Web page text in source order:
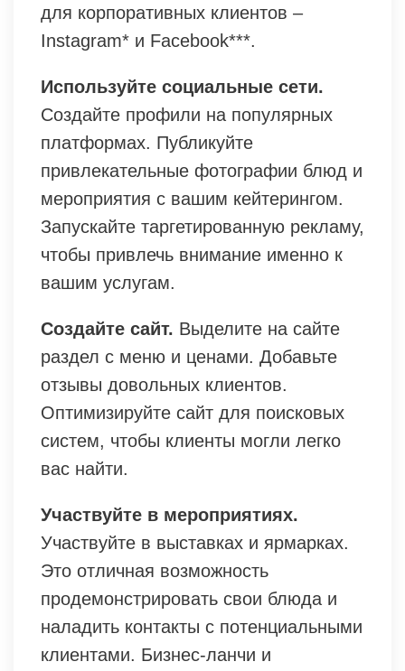
для корпоративных клиентов –
Instagram* и Facebook***.
Используйте социальные сети.
Создайте профили на популярных
платформах. Публикуйте
привлекательные фотографии блюд и
мероприятия с вашим кейтерингом.
Запускайте таргетированную рекламу,
чтобы привлечь внимание именно к
вашим услугам.
Создайте сайт. Выделите на сайте
раздел с меню и ценами. Добавьте
отзывы довольных клиентов.
Оптимизируйте сайт для поисковых
систем, чтобы клиенты могли легко
вас найти.
Участвуйте в мероприятиях.
Участвуйте в выставках и ярмарках.
Это отличная возможность
продемонстрировать свои блюда и
наладить контакты с потенциальными
клиентами. Бизнес-ланчи и